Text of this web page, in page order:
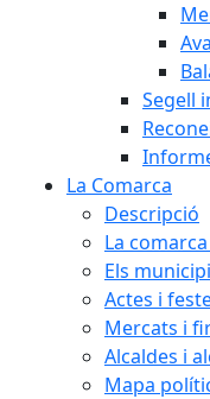
Segell
La Comarca
Descripció
La
Els
Actes i
Mercats i
Alcaldes i
Mapa